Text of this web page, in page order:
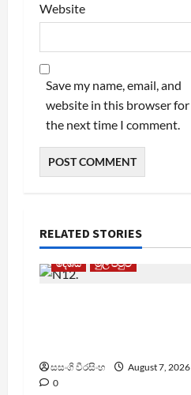
Website
Save my name, email, and
website in this browser for
the next time I comment.
RELATED STORIES
දේශීය මුල් පිටුව
සසංගි වීරසිංහ
August 7, 2026
0